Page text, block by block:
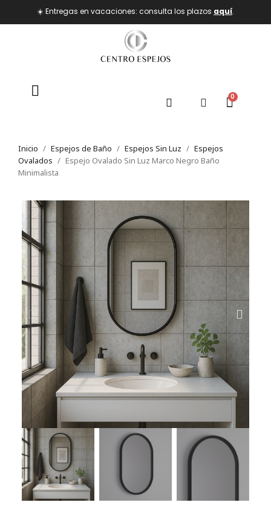
☀️ Entregas en vacaciones: consulta los plazos aquí.
Inicio Espejos de Baño Espejos Sin Luz
Espejos
Ovalados
Espejo Ovalado Sin Luz Marco Negro Baño
Minimalista